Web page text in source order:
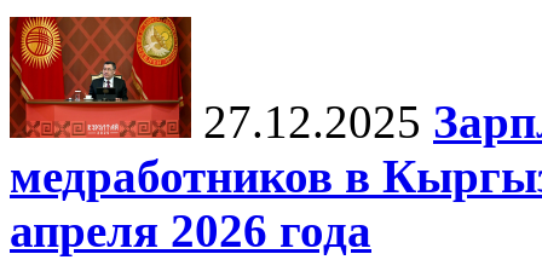
27.12.2025
медработников в
апреля 2026 года